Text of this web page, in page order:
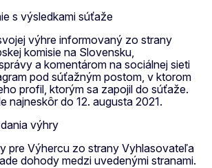
s výsledkami súťaže
výhre informovaný zo strany
komisie na Slovensku,
a komentárom na sociálnej sieti
pod súťažným postom, v ktorom
profil, ktorým sa zapojil do súťaže.
najneskôr do 12. augusta 2021.
výhry
pre Výhercu zo strany Vyhlasovateľa
dohody medzi uvedenými stranami.